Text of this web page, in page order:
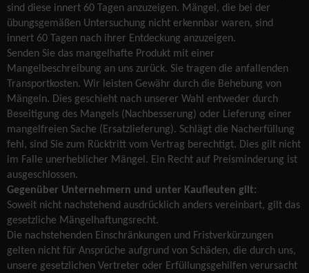
sind diese innert 60 Tagen anzuzeigen. Mängel, die bei der
übungsgemäßen Untersuchung nicht erkennbar waren, sind
innert 60 Tagen nach ihrer Entdeckung anzuzeigen.
Senden Sie das mangelhafte Produkt mit einer
Mangelbeschreibung an uns zurück. Sie tragen die anfallenden
Transportkosten. Wir leisten Gewähr durch die Behebung von
Mängeln. Dies geschieht nach unserer Wahl entweder durch
Beseitigung des Mangels (Nachbesserung) oder Lieferung einer
mangelfreien Sache (Ersatzlieferung). Schlägt die Nacherfüllung
fehl, sind Sie zum Rücktritt vom Vertrag berechtigt. Dies gilt nicht
im Falle unerheblicher Mängel. Ein Recht auf Preisminderung ist
ausgeschlossen.
Gegenüber Unternehmern und unter Kaufleuten gilt:
Soweit nicht nachstehend ausdrücklich anders vereinbart, gilt das
gesetzliche Mängelhaftungsrecht.
Die nachstehenden Einschränkungen und Fristverkürzungen
gelten nicht für Ansprüche aufgrund von Schäden, die durch uns,
unsere gesetzlichen Vertreter oder Erfüllungsgehilfen verursacht